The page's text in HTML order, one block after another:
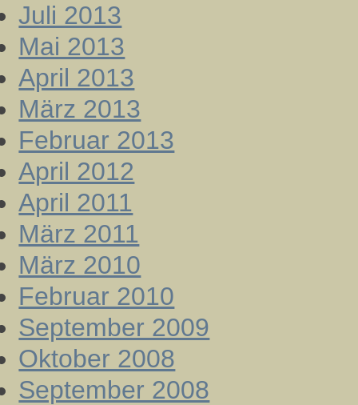
Juli 2013
Mai 2013
April 2013
März 2013
Februar 2013
April 2012
April 2011
März 2011
März 2010
Februar 2010
September 2009
Oktober 2008
September 2008